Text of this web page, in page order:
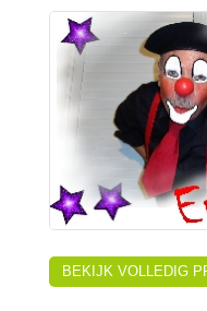
BEKIJK VOLLEDIG